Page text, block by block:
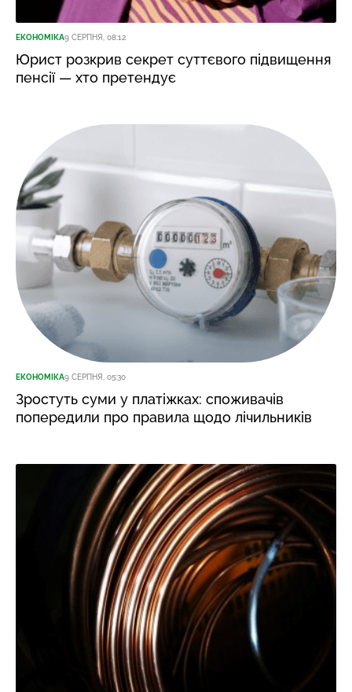
ЕКОНОМІКА9 СЕРПНЯ, 08:12
Юрист розкрив секрет суттєвого підвищення
пенсії — хто претендує
ЕКОНОМІКА9 СЕРПНЯ, 05:30
Зростуть суми у платіжках: споживачів
попередили про правила щодо лічильників